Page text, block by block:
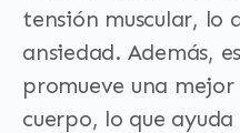
tensión muscular, lo
ansiedad. Además,
promueve una
cuerpo, lo que